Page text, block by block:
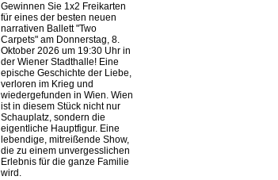
Gewinnen Sie 1x2 Freikarten
für eines der besten neuen
narrativen Ballett "Two
Carpets" am Donnerstag, 8.
Oktober 2026 um 19:30 Uhr in
der Wiener Stadthalle! Eine
epische Geschichte der Liebe,
verloren im Krieg und
wiedergefunden in Wien. Wien
ist in diesem Stück nicht nur
Schauplatz, sondern die
eigentliche Hauptfigur. Eine
lebendige, mitreißende Show,
die zu einem unvergesslichen
Erlebnis für die ganze Familie
wird.